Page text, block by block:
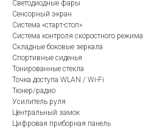
Светодиодные фары
Сенсорный экран
Система «старт-стоп»
Система контроля скоростного режима
Складные боковые зеркала
Спортивные сиденья
Тонированные стекла
Точка доступа WLAN / Wi-Fi
Тюнер/радио
Усилитель руля
Центральный замок
Цифровая приборная панель